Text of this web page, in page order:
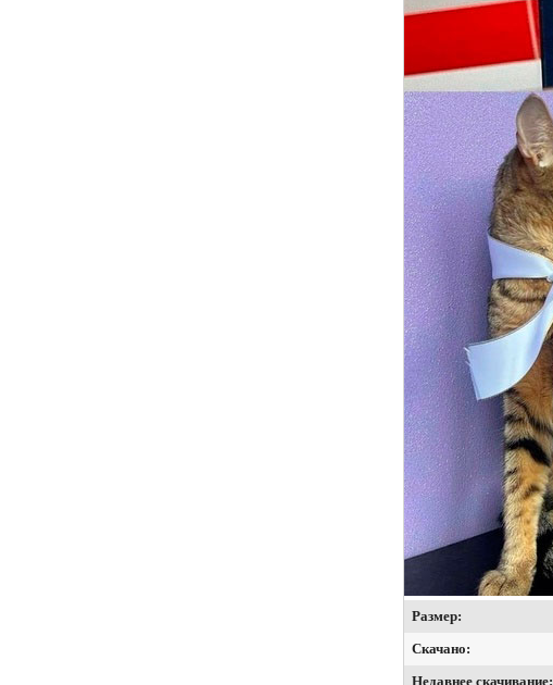
Размер:
Скачано:
Недавнее скачивание: